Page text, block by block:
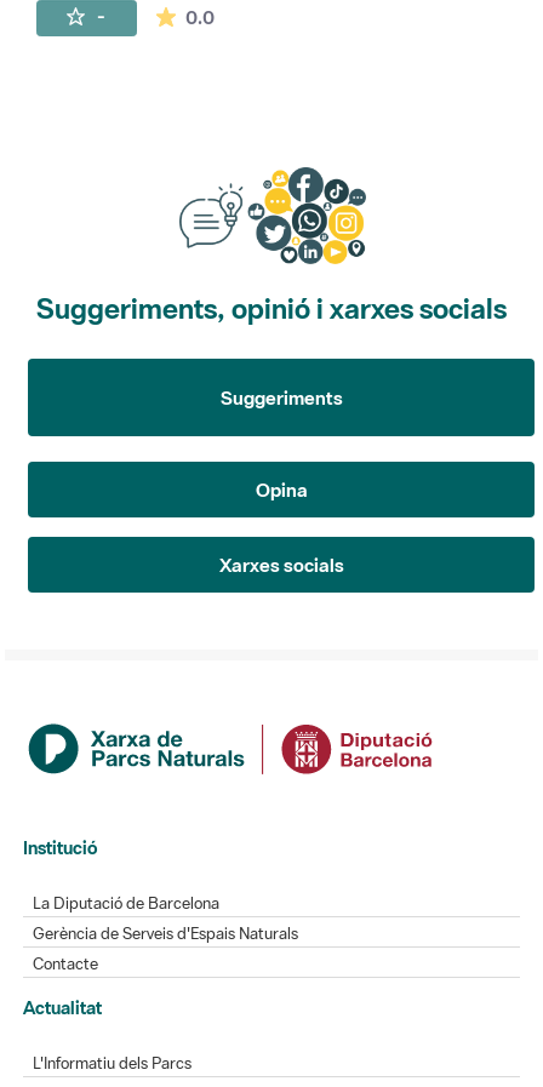
- 0.0La mitjana de les valoracions és de 0
Suggeriments, opinió i xarxes socials
Suggeriments
Opina
Xarxes socials
Institució
La Diputació de Barcelona
Gerència de Serveis d'Espais Naturals
Contacte
Actualitat
L'Informatiu dels Parcs